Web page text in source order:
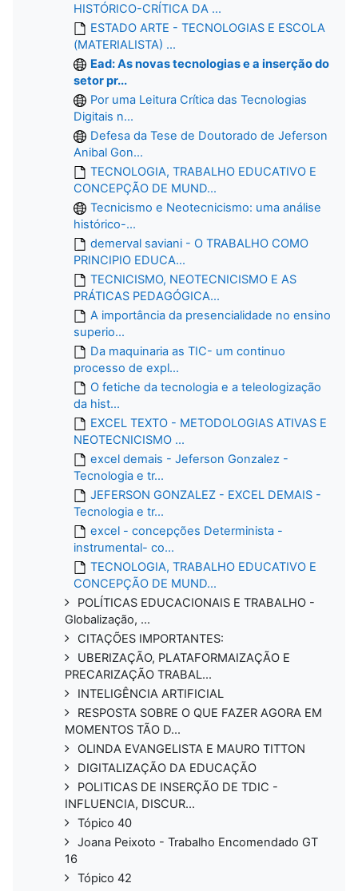
HISTÓRICO-CRÍTICA DA ...
ESTADO ARTE - TECNOLOGIAS E ESCOLA
(MATERIALISTA) ...
Ead: As novas tecnologias e a inserção do
setor pr...
Por uma Leitura Crítica das Tecnologias
Digitais n...
Defesa da Tese de Doutorado de Jeferson
Anibal Gon...
TECNOLOGIA, TRABALHO EDUCATIVO E
CONCEPÇÃO DE MUND...
Tecnicismo e Neotecnicismo: uma análise
histórico-...
demerval saviani - O TRABALHO COMO
PRINCIPIO EDUCA...
TECNICISMO, NEOTECNICISMO E AS
PRÁTICAS PEDAGÓGICA...
A importância da presencialidade no ensino
superio...
Da maquinaria as TIC- um continuo
processo de expl...
O fetiche da tecnologia e a teleologização
da hist...
EXCEL TEXTO - METODOLOGIAS ATIVAS E
NEOTECNICISMO ...
excel demais - Jeferson Gonzalez -
Tecnologia e tr...
JEFERSON GONZALEZ - EXCEL DEMAIS -
Tecnologia e tr...
excel - concepções Determinista -
instrumental- co...
TECNOLOGIA, TRABALHO EDUCATIVO E
CONCEPÇÃO DE MUND...
POLÍTICAS EDUCACIONAIS E TRABALHO -
Globalização, ...
CITAÇÕES IMPORTANTES:
UBERIZAÇÃO, PLATAFORMAIZAÇÃO E
PRECARIZAÇÃO TRABAL...
INTELIGÊNCIA ARTIFICIAL
RESPOSTA SOBRE O QUE FAZER AGORA EM
MOMENTOS TÃO D...
OLINDA EVANGELISTA E MAURO TITTON
DIGITALIZAÇÃO DA EDUCAÇÃO
POLITICAS DE INSERÇÃO DE TDIC -
INFLUENCIA, DISCUR...
Tópico 40
Joana Peixoto - Trabalho Encomendado GT
16
Tópico 42